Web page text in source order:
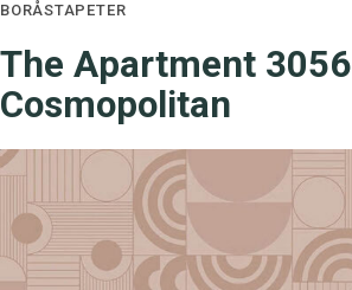
BORÅSTAPETER
The Apartment 3056
Cosmopolitan